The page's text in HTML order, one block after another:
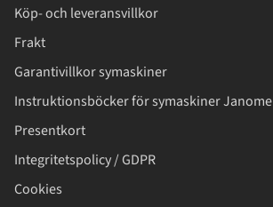
Köp- och leveransvillkor
Frakt
Garantivillkor symaskiner
Instruktionsböcker för symaskiner Janome
Presentkort
Integritetspolicy / GDPR
Cookies